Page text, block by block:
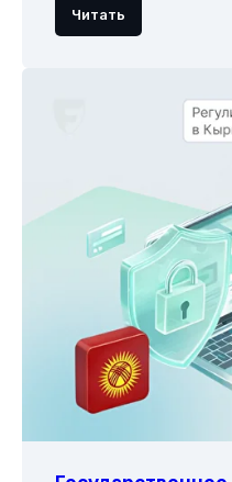
Читать
Электрондук
капчыктардан
Үзгүлтүксүз
Эсеп
Жеке
Төлөөчүлөргө
Сервисти кошуу
үчүн анкета
Маанилүү
Биз
Блог